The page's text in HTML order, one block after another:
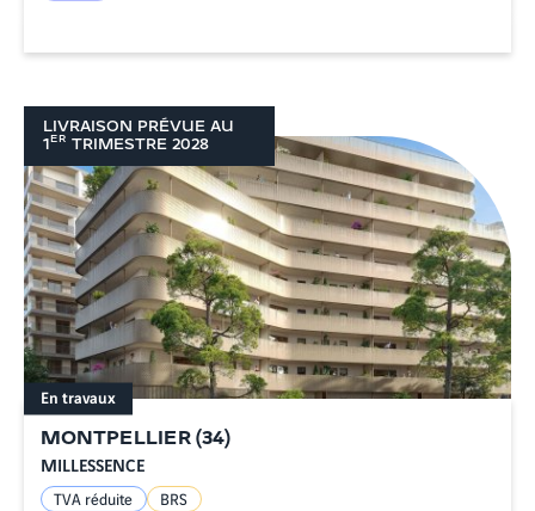
LIVRAISON PRÉVUE AU
1 ER TRIMESTRE 2028
MONTPELLIER (34)
MILLESSENCE
En travaux
TVA réduite BRS